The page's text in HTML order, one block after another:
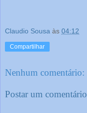
Claudio Sousa às 04:12
Compartilhar
Nenhum comentário:
Postar um comentário